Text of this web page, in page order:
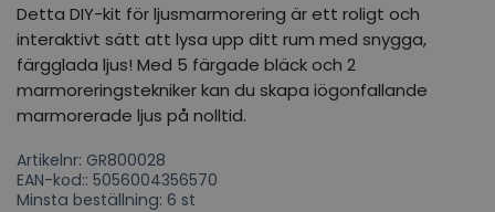
Detta DIY-kit för ljusmarmorering är ett roligt och
interaktivt sätt att lysa upp ditt rum med snygga,
färgglada ljus! Med 5 färgade bläck och 2
marmoreringstekniker kan du skapa iögonfallande
marmorerade ljus på nolltid.
Artikelnr: GR800028
EAN-kod:: 5056004356570
Minsta beställning: 6 st